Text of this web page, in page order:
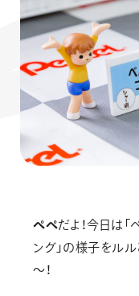
ペペだよ！今日は「
ング」の様子をル
～！